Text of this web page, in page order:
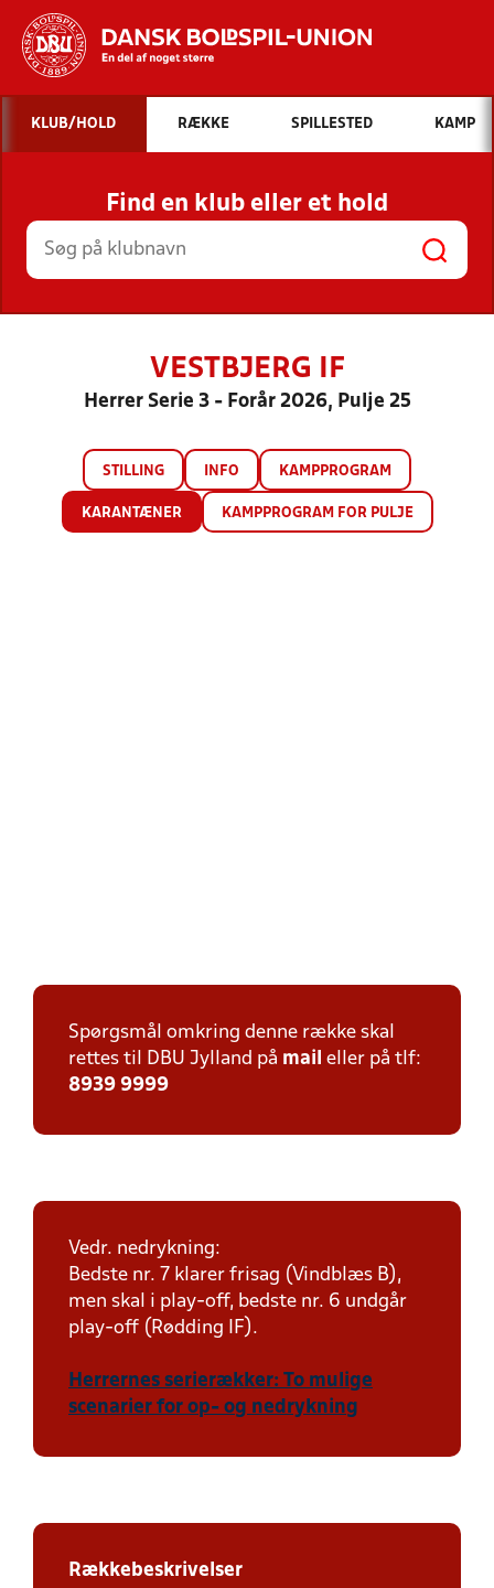
Hvad vil du søge efter?
INDHOLD OG NYHEDER
STILLINGER, RESULTATER, KLUBBER OG
HOLD
KLUB/HOLD RÆKKE SPILLESTED KAMP
Find en klub eller et hold
VESTBJERG IF
Herrer Serie 3 - Forår 2026, Pulje 25
STILLING INFO KAMPPROGRAM
KARANTÆNER KAMPPROGRAM FOR PULJE
Spørgsmål omkring denne række skal
rettes til DBU Jylland på mail eller på tlf:
8939 9999
Vedr. nedrykning:
Bedste nr. 7 klarer frisag (Vindblæs B),
men skal i play-off, bedste nr. 6 undgår
play-off (Rødding IF).
Herrernes serierækker: To mulige
scenarier for op- og nedrykning
Rækkebeskrivelser